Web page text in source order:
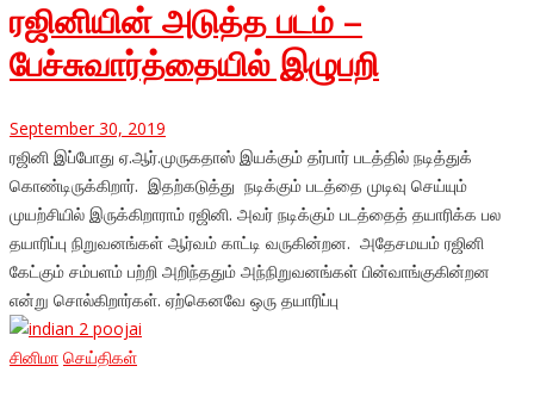
ரஜினியின் அடுத்த படம் –
பேச்சுவார்த்தையில் இழுபறி
September 30, 2019
ரஜினி இப்போது ஏ.ஆர்.முருகதாஸ் இயக்கும் தர்பார் படத்தில் நடித்துக்
கொண்டிருக்கிறார். இதற்கடுத்து நடிக்கும் படத்தை முடிவு செய்யும்
முயற்சியில் இருக்கிறாராம் ரஜினி. அவர் நடிக்கும் படத்தைத் தயாரிக்க பல
தயாரிப்பு நிறுவனங்கள் ஆர்வம் காட்டி வருகின்றன. அதேசமயம் ரஜினி
கேட்கும் சம்பளம் பற்றி அறிந்ததும் அந்நிறுவனங்கள் பின்வாங்குகின்றன
என்று சொல்கிறார்கள். ஏற்கெனவே ஒரு தயாரிப்பு
சினிமா செய்திகள்